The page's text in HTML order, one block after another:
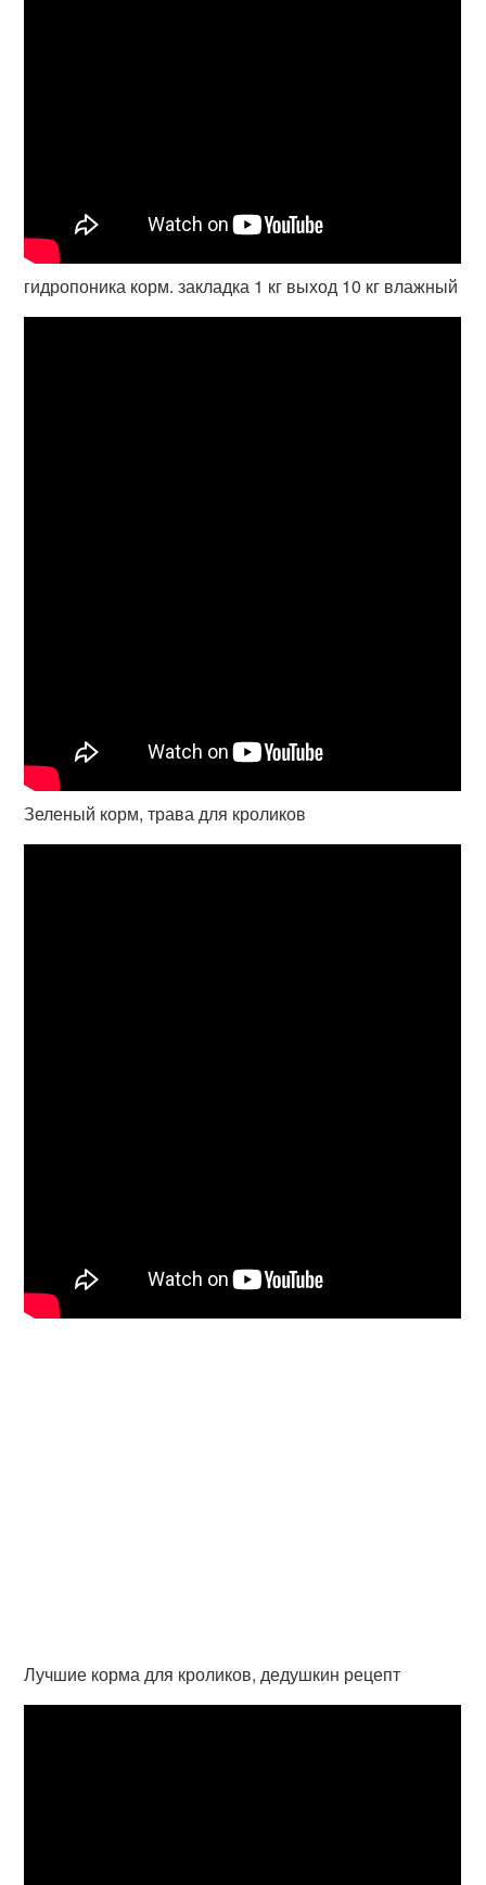
гидропоника корм. закладка 1 кг выход 10 кг влажный
Зеленый корм, трава для кроликов
Лучшие корма для кроликов, дедушкин рецепт